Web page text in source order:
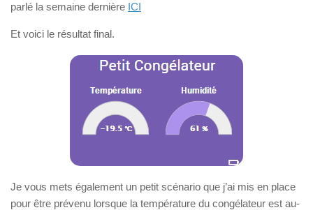
parlé la semaine dernière ICI
Et voici le résultat final.
Je vous mets également un petit scénario que j’ai mis en place
pour être prévenu lorsque la température du congélateur est au-